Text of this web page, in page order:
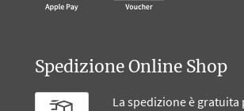
Spedizione Online Shop
La spedizione è